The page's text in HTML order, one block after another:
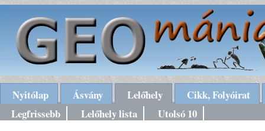
Nyitólap Ásvány Lelőhely
Cikk, Folyóirat
Legfrissebb
Lelőhely lista Utolsó 10